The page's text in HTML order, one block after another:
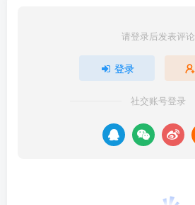
请登录后发表评论
登录
社交账号登录